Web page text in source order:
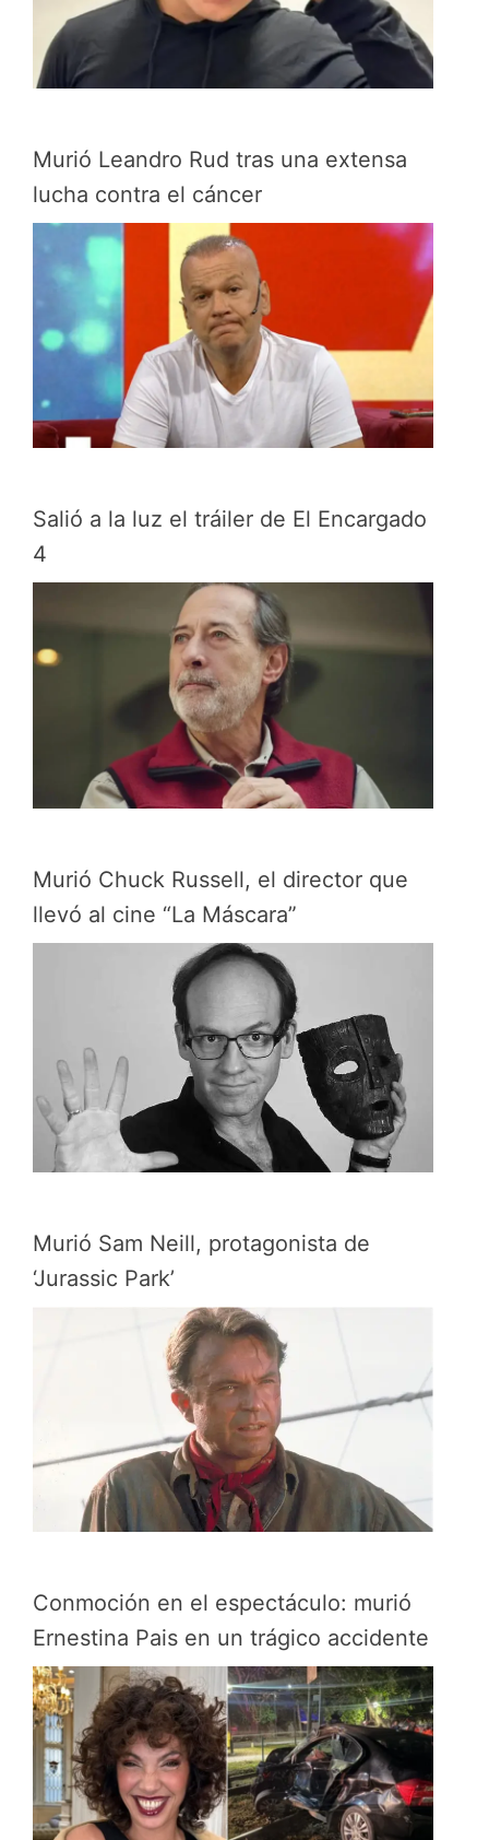
Murió Leandro Rud tras una extensa
lucha contra el cáncer
Salió a la luz el tráiler de El Encargado
4
Murió Chuck Russell, el director que
llevó al cine “La Máscara”
Murió Sam Neill, protagonista de
‘Jurassic Park’
Conmoción en el espectáculo: murió
Ernestina Pais en un trágico accidente